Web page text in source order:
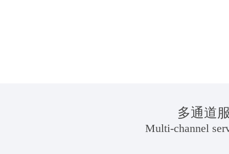
多通道
Multi-channel